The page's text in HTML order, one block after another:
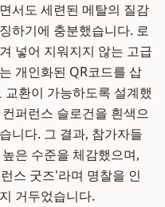
서도 세련된 메탈의 질감
하기에 충분했습니다. 로
넣어 지워지지 않는 고급
개인화된 QR코드를 삽
환이 가능하도록 설계했
퍼런스 슬로건을 흰색으
니다. 그 결과, 참가자들
은 수준을 체감했으며,
스 굿즈'라며 명찰을 인
거두었습니다.